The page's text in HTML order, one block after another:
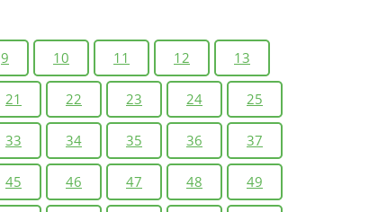
9 10 11 12 13
21 22 23 24 25
33 34 35 36 37
45 46 47 48 49